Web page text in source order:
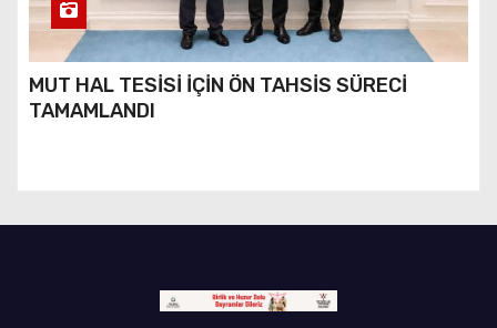
MUT HAL TESİSİ İÇİN ÖN TAHSİS SÜRECİ
TAMAMLANDI